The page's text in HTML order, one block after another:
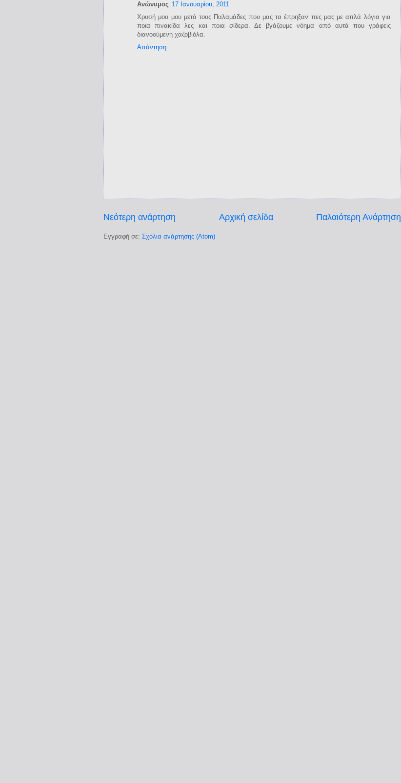
Ανώνυμος 17 Ιανουαρίου, 2011
Xρυσή μου μου μετά τους Παλαμάδες που μας τα έπρηξαν πες μας με απλά λόγια για
ποια πινακίδα λες και ποια σίδερα. Δε βγάζουμε νόημα από αυτά που γράφεις
διανοούμενη χαζοβιόλα.
Απάντηση
Νεότερη ανάρτηση Παλαιότερη Ανάρτηση
Αρχική σελίδα
Εγγραφή σε: Σχόλια ανάρτησης (Atom)